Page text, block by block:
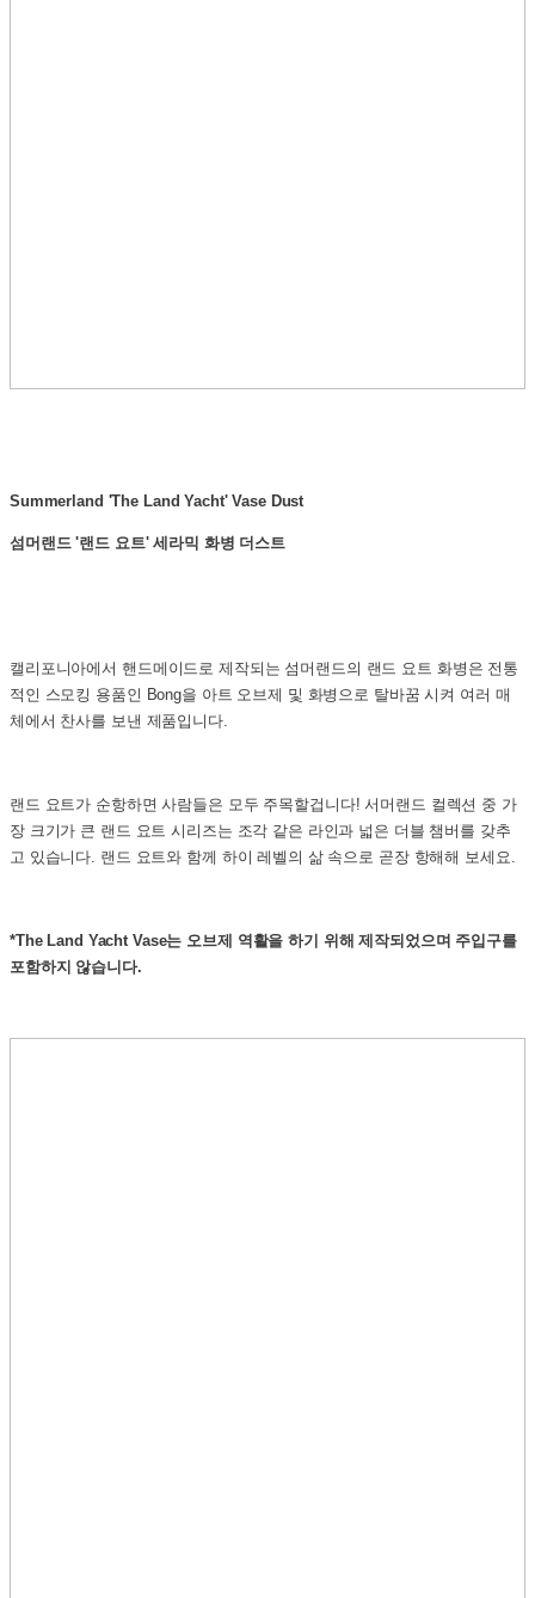
Summerland 'The Land Yacht' Vase Dust
섬머랜드 '랜드 요트' 세라믹 화병 더스트
캘리포니아에서 핸드메이드로 제작되는 섬머랜드의 랜드 요트 화병은 전통
적인 스모킹 용품인 Bong을 아트 오브제 및 화병으로 탈바꿈 시켜 여러 매
체에서 찬사를 보낸 제품입니다.
랜드 요트가 순항하면 사람들은 모두 주목할겁니다! 서머랜드 컬렉션 중 가
장 크기가 큰 랜드 요트 시리즈는 조각 같은 라인과 넓은 더블 챔버를 갖추
고 있습니다. 랜드 요트와 함께 하이 레벨의 삶 속으로 곧장 항해해 보세요.
*The Land Yacht Vase는 오브제 역활을 하기 위해 제작되었으며 주입구를
포함하지 않습니다.